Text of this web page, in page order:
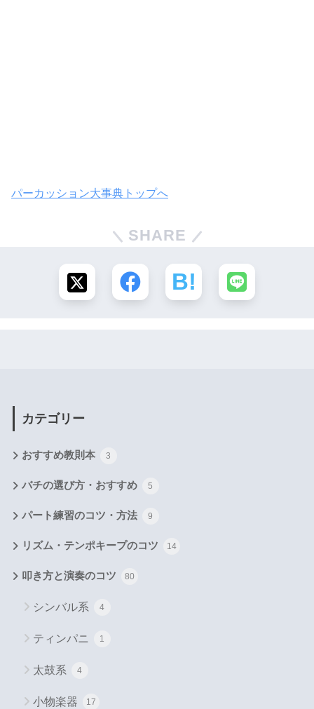
パーカッション大事典トップへ
SHARE
カテゴリー
おすすめ教則本 3
バチの選び方・おすすめ 5
パート練習のコツ・方法 9
リズム・テンポキープのコツ 14
叩き方と演奏のコツ 80
シンバル系 4
ティンパニ 1
太鼓系 4
小物楽器 17